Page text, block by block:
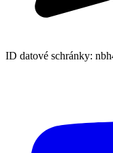
ID datové schránky: